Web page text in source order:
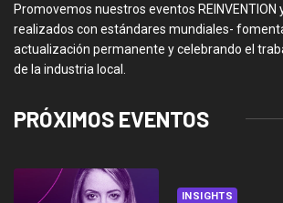
Promovemos nuestros eventos REINVENTION
realizados con estándares mundiales-
actualización permanente y celebrando el
de la industria local.
PRÓXIMOS EVENTOS
INSIGHTS